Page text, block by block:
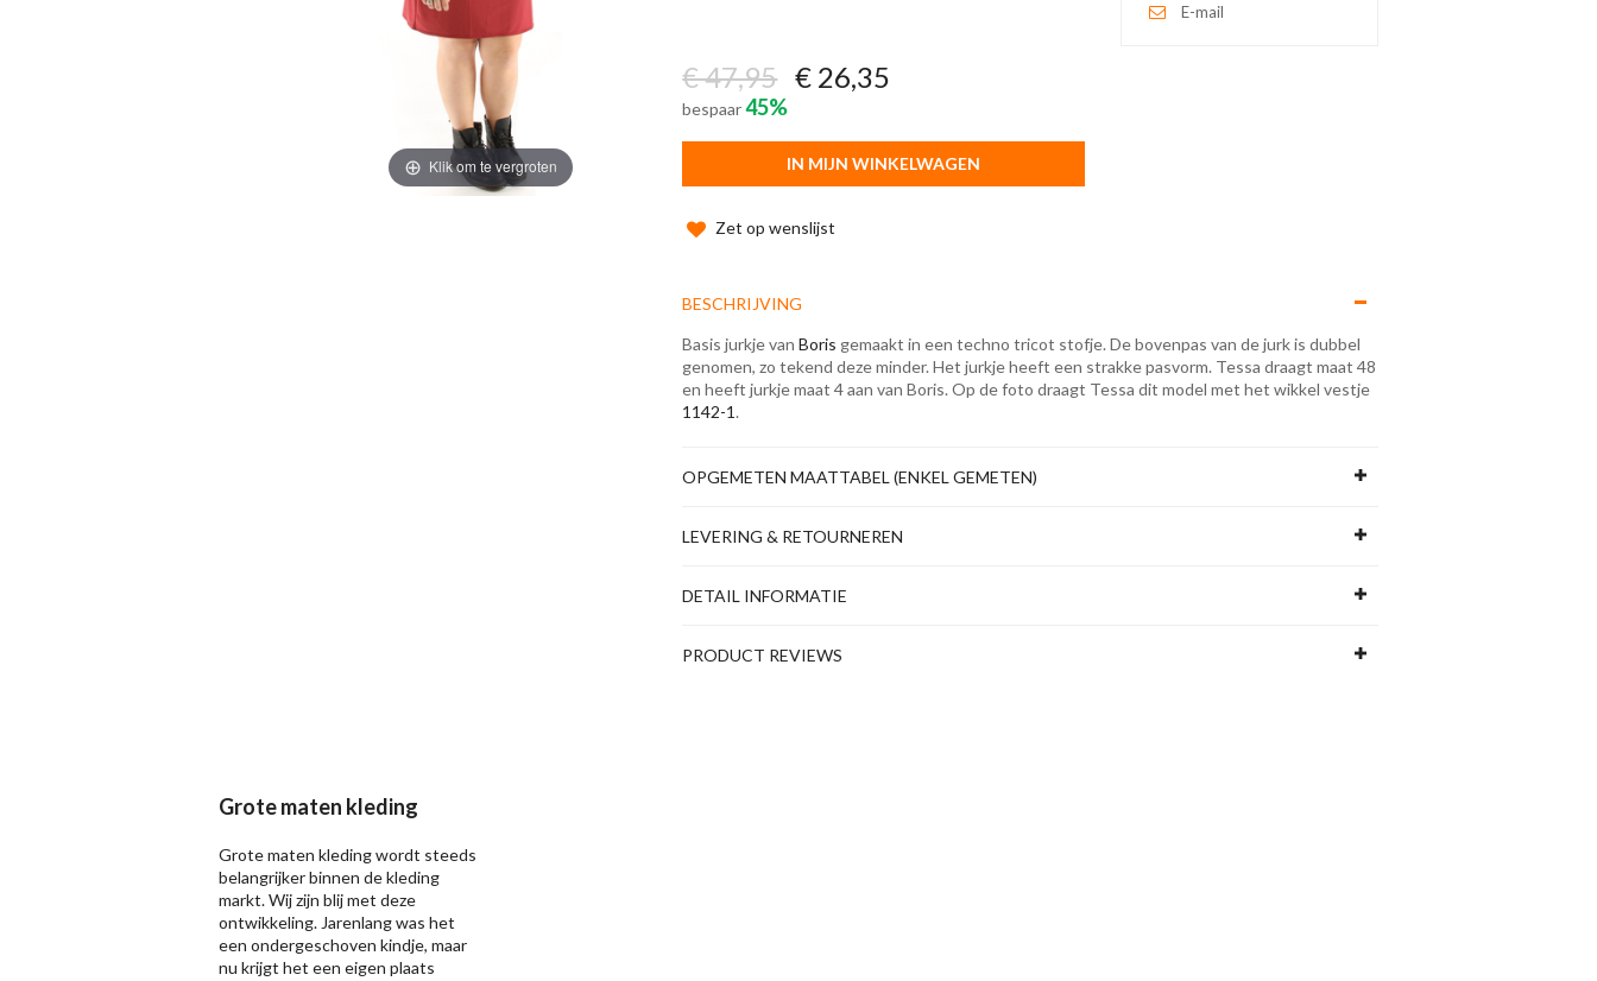
Klik om te vergroten
€ 47,95 € 26,35
bespaar45%
IN MIJN WINKELWAGEN
Zet op wenslijst
E-mail
BESCHRIJVING
Basis jurkje vanBoris gemaakt in een techno tricot stofje. De bovenpas van de jurk is dubbel
genomen, zo tekend deze minder. Het jurkje heeft een strakke pasvorm. Tessa draagt maat 48
en heeft jurkje maat 4 aan van Boris. Op de foto draagt Tessa dit model met het wikkel vestje
1142-1.
OPGEMETEN MAATTABEL (ENKEL GEMETEN)
LEVERING & RETOURNEREN
DETAIL INFORMATIE
PRODUCT REVIEWS
Grote maten kleding
Grote maten kleding wordt steeds
belangrijker binnen de kleding
markt. Wij zijn blij met deze
ontwikkeling. Jarenlang was het
een ondergeschoven kindje, maar
nu krijgt het een eigen plaats